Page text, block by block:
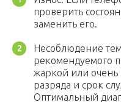
проверить
заменить его.
Несоблюдение
рекомендуемого
жаркой или очень
разряда и срок
Оптимальный